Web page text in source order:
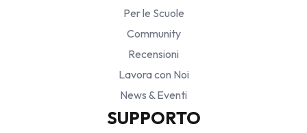
Per le Scuole
Community
Recensioni
Lavora con Noi
News & Eventi
SUPPORTO